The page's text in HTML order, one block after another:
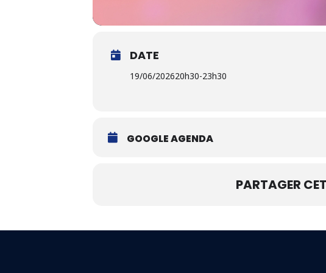
DATE
19/06/202620h30-23h30
GOOGLE AGENDA
PARTAGER